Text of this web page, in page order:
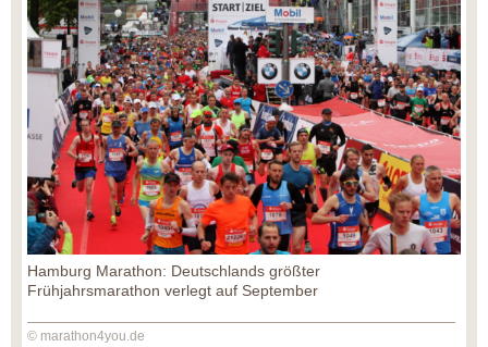
Hamburg Marathon: Deutschlands größter
Frühjahrsmarathon verlegt auf September
© marathon4you.de